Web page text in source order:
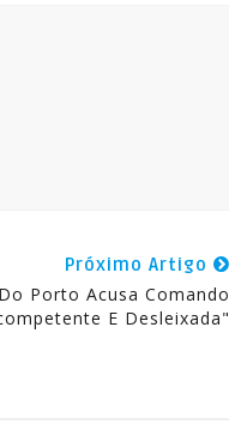
Próximo Artigo
Porto Acusa Comando
E Desleixada"